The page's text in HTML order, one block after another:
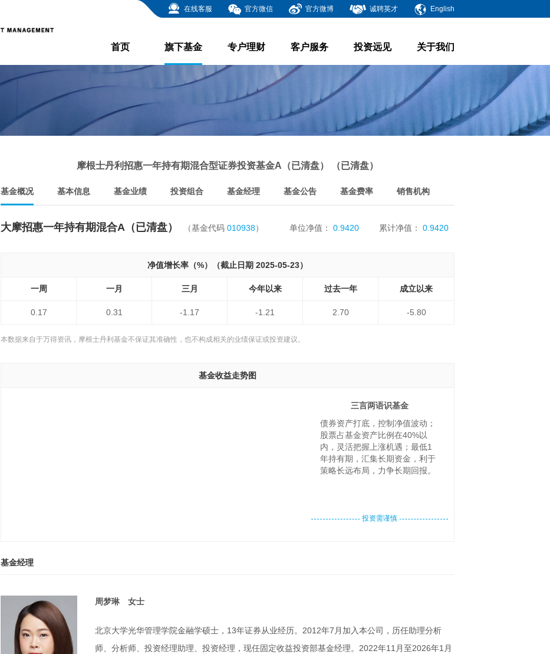
在线客服 官方微信 官方微博 诚聘英才 English
首页 旗下基金 专户理财 客户服务 投资远见 关于我们
摩根士丹利招惠一年持有期混合型证券投资基金A（已清盘） （已清盘）
基金概况 基本信息 基金业绩 投资组合 基金经理 基金公告 基金费率 销售机构
大摩招惠一年持有期混合A（已清盘） （基金代码 010938） 单位净值： 0.9420 累计净值： 0.9420
净值增长率（%）（截止日期 2025-05-23）
一周 一月 三月 今年以来 过去一年 成立以来
0.17 0.31 -1.17 -1.21 2.70 -5.80
本数据来自于万得资讯，摩根士丹利基金不保证其准确性，也不构成相关的业绩保证或投资建议。
基金收益走势图
三言两语识基金
债券资产打底，控制净值波动；
股票占基金资产比例在40%以
内，灵活把握上涨机遇；最低1
年持有期，汇集长期资金，利于
策略长远布局，力争长期回报。
投资需谨慎
基金经理
周梦琳 女士
北京大学光华管理学院金融学硕士，13年证券从业经历。2012年7月加入本公司，历任助理分析
师、分析师、投资经理助理、投资经理，现任固定收益投资部基金经理。2022年11月至2026年1月